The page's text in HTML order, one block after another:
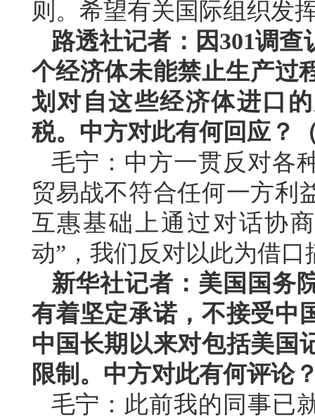
则。希望有关国际组织发
路透社记者：因301调
个经济体未能禁止生产过
划对自这些经济体进口
税。中方对此有何回应？
毛宁：中方一贯反对各
贸易战不符合任何一方利
互惠基础上通过对话协
动”，我们反对以此为借口
新华社记者：美国国务
有着坚定承诺，不接受中
中国长期以来对包括美国
限制。中方对此有何评论
毛宁：此前我的同事已